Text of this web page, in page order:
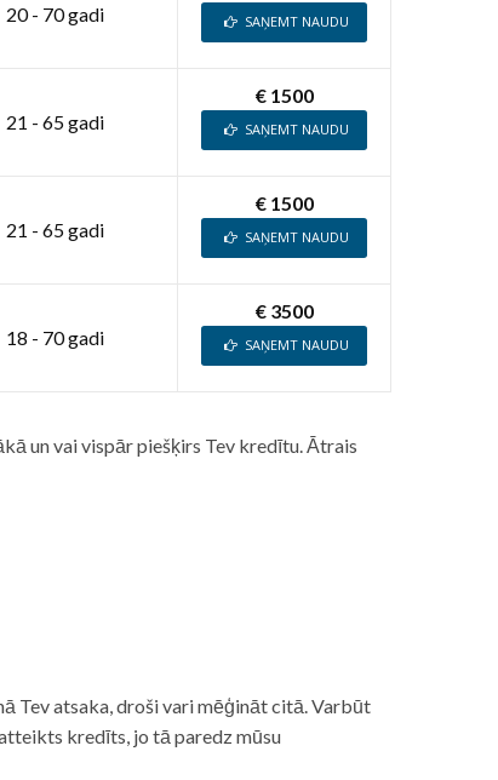
20 - 70 gadi SAŅEMT NAUDU
21 - 65 gadi
€ 1500
SAŅEMT NAUDU
21 - 65 gadi
€ 1500
SAŅEMT NAUDU
18 - 70 gadi
€ 3500
SAŅEMT NAUDU
un vai vispār piešķirs Tev kredītu. Ātrais
Tev atsaka, droši vari mēģināt citā. Varbūt
kredīts, jo tā paredz mūsu